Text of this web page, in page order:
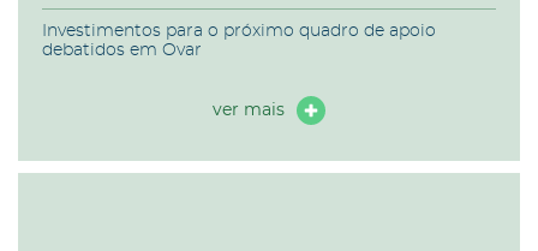
Investimentos para o próximo quadro de apoio
debatidos em Ovar
ver mais